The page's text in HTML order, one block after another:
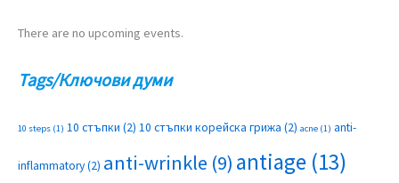
There are no upcoming events.
Tags/Ключови думи
10 steps (1) 10 стъпки (2) 10 стъпки корейска грижа (2) acne (1) anti-
inflammatory(2) anti-wrinkle (9) antiage (13)